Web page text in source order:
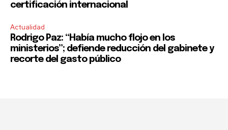
certificación internacional
Actualidad
Rodrigo Paz: “Había mucho flojo en los
ministerios”; defiende reducción del gabinete y
recorte del gasto público